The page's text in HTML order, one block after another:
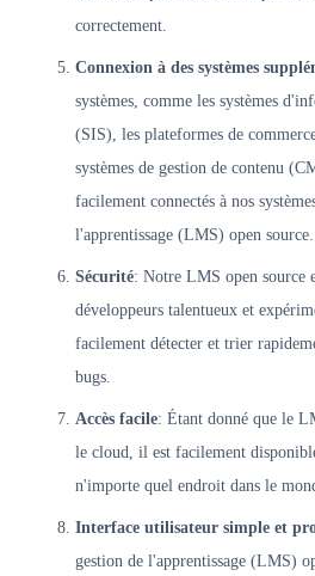
correctement.
Connexion à des systèmes
systèmes, comme les systèmes
(SIS), les plateformes de
systèmes de gestion de contenu
facilement connectés à nos
l'apprentissage (LMS) open source.
Sécurité: Notre LMS open source
développeurs talentueux et
facilement détecter et trier
bugs.
Accès facile: Étant donné que le
le cloud, il est facilement
n'importe quel endroit dans le
Interface utilisateur simple et
gestion de l'apprentissage (LMS)